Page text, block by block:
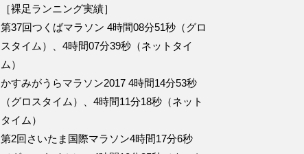
［裸足ランニング実績］
第37回つくばマラソン 4時間08分51秒（グロ
スタイム）、4時間07分39秒（ネットタイ
ム）
かすみがうらマラソン2017 4時間14分53秒
（グロスタイム）、4時間11分18秒（ネット
タイム）
第2回さいたま国際マラソン4時間17分6秒